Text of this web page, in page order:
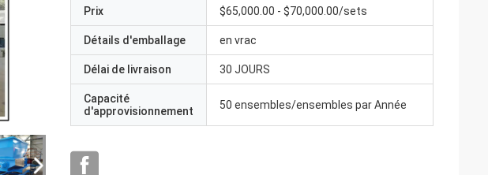
Prix $65,000.00 - $70,000.00/sets
Détails d'emballage en vrac
Délai de livraison 30 JOURS
Capacité
d'approvisionnement
50 ensembles/ensembles par Année